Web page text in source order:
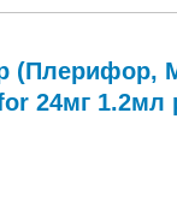
(Плерифор,
24мг 1.2мл